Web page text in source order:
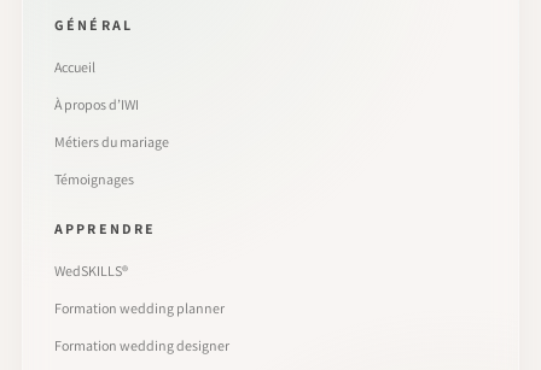
GÉNÉRAL
Accueil
À propos d’IWI
Métiers du mariage
Témoignages
APPRENDRE
WedSKILLS®
Formation wedding planner
Formation wedding designer